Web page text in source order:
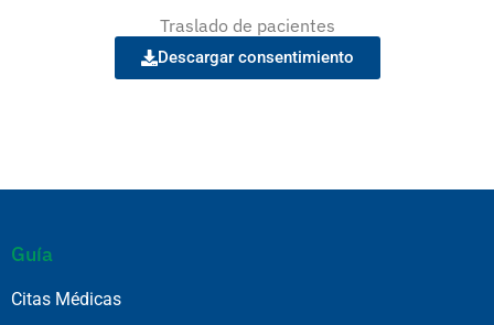
Traslado de pacientes
Descargar consentimiento
Guía
Citas Médicas